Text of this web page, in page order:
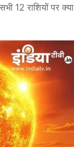
12 राशियों पर क्या